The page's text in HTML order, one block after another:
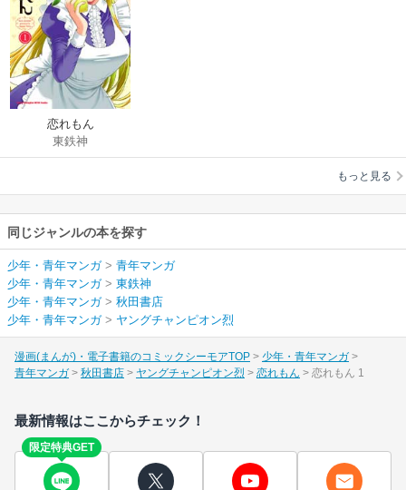
恋れもん
東鉄神
もっと見る
同じジャンルの本を探す
少年・青年マンガ> 青年マンガ
少年・青年マンガ> 東鉄神
少年・青年マンガ> 秋田書店
少年・青年マンガ> ヤングチャンピオン烈
漫画(まんが)・電子書籍のコミックシーモアTOP
少年・青年マンガ
青年マンガ
秋田書店 ヤングチャンピオン烈 恋れもん 恋れもん 1
最新情報はここからチェック！
限定特典GET